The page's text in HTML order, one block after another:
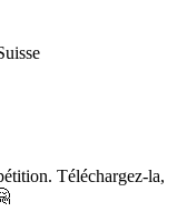
Téléchargez-la,